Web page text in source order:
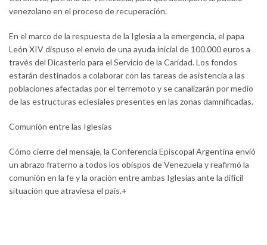
venezolano en el proceso de recuperación.
En el marco de la respuesta de la Iglesia a la emergencia, el papa
León XIV dispuso el envío de una ayuda inicial de 100.000 euros a
través del Dicasterio para el Servicio de la Caridad. Los fondos
estarán destinados a colaborar con las tareas de asistencia a las
poblaciones afectadas por el terremoto y se canalizarán por medio
de las estructuras eclesiales presentes en las zonas damnificadas.
Comunión entre las Iglesias
Cómo cierre del mensaje, la Conferencia Episcopal Argentina envió
un abrazo fraterno a todos los obispos de Venezuela y reafirmó la
comunión en la fe y la oración entre ambas Iglesias ante la difícil
situación que atraviesa el país.+